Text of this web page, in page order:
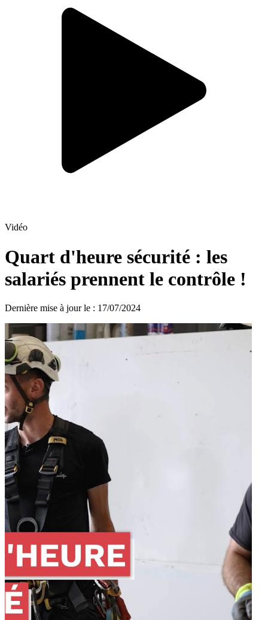
Vidéo
Quart d'heure sécurité : les
salariés prennent le contrôle !
Dernière mise à jour le : 17/07/2024